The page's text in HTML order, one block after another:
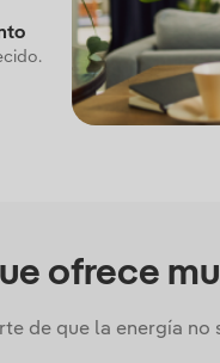
ofrece
de que la energía